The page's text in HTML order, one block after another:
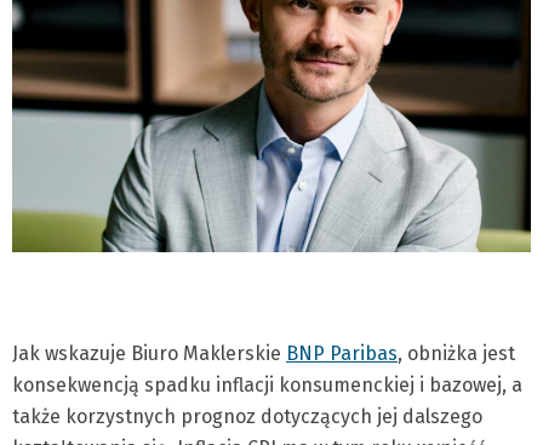
Jak wskazuje Biuro Maklerskie BNP Paribas, obniżka jest
konsekwencją spadku inflacji konsumenckiej i bazowej, a
także korzystnych prognoz dotyczących jej dalszego